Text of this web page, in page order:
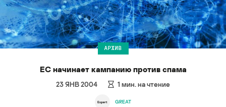
АРХИВ
ЕС начинает кампанию против спама
23 ЯНВ 2004 1 мин. на чтение
GREAT